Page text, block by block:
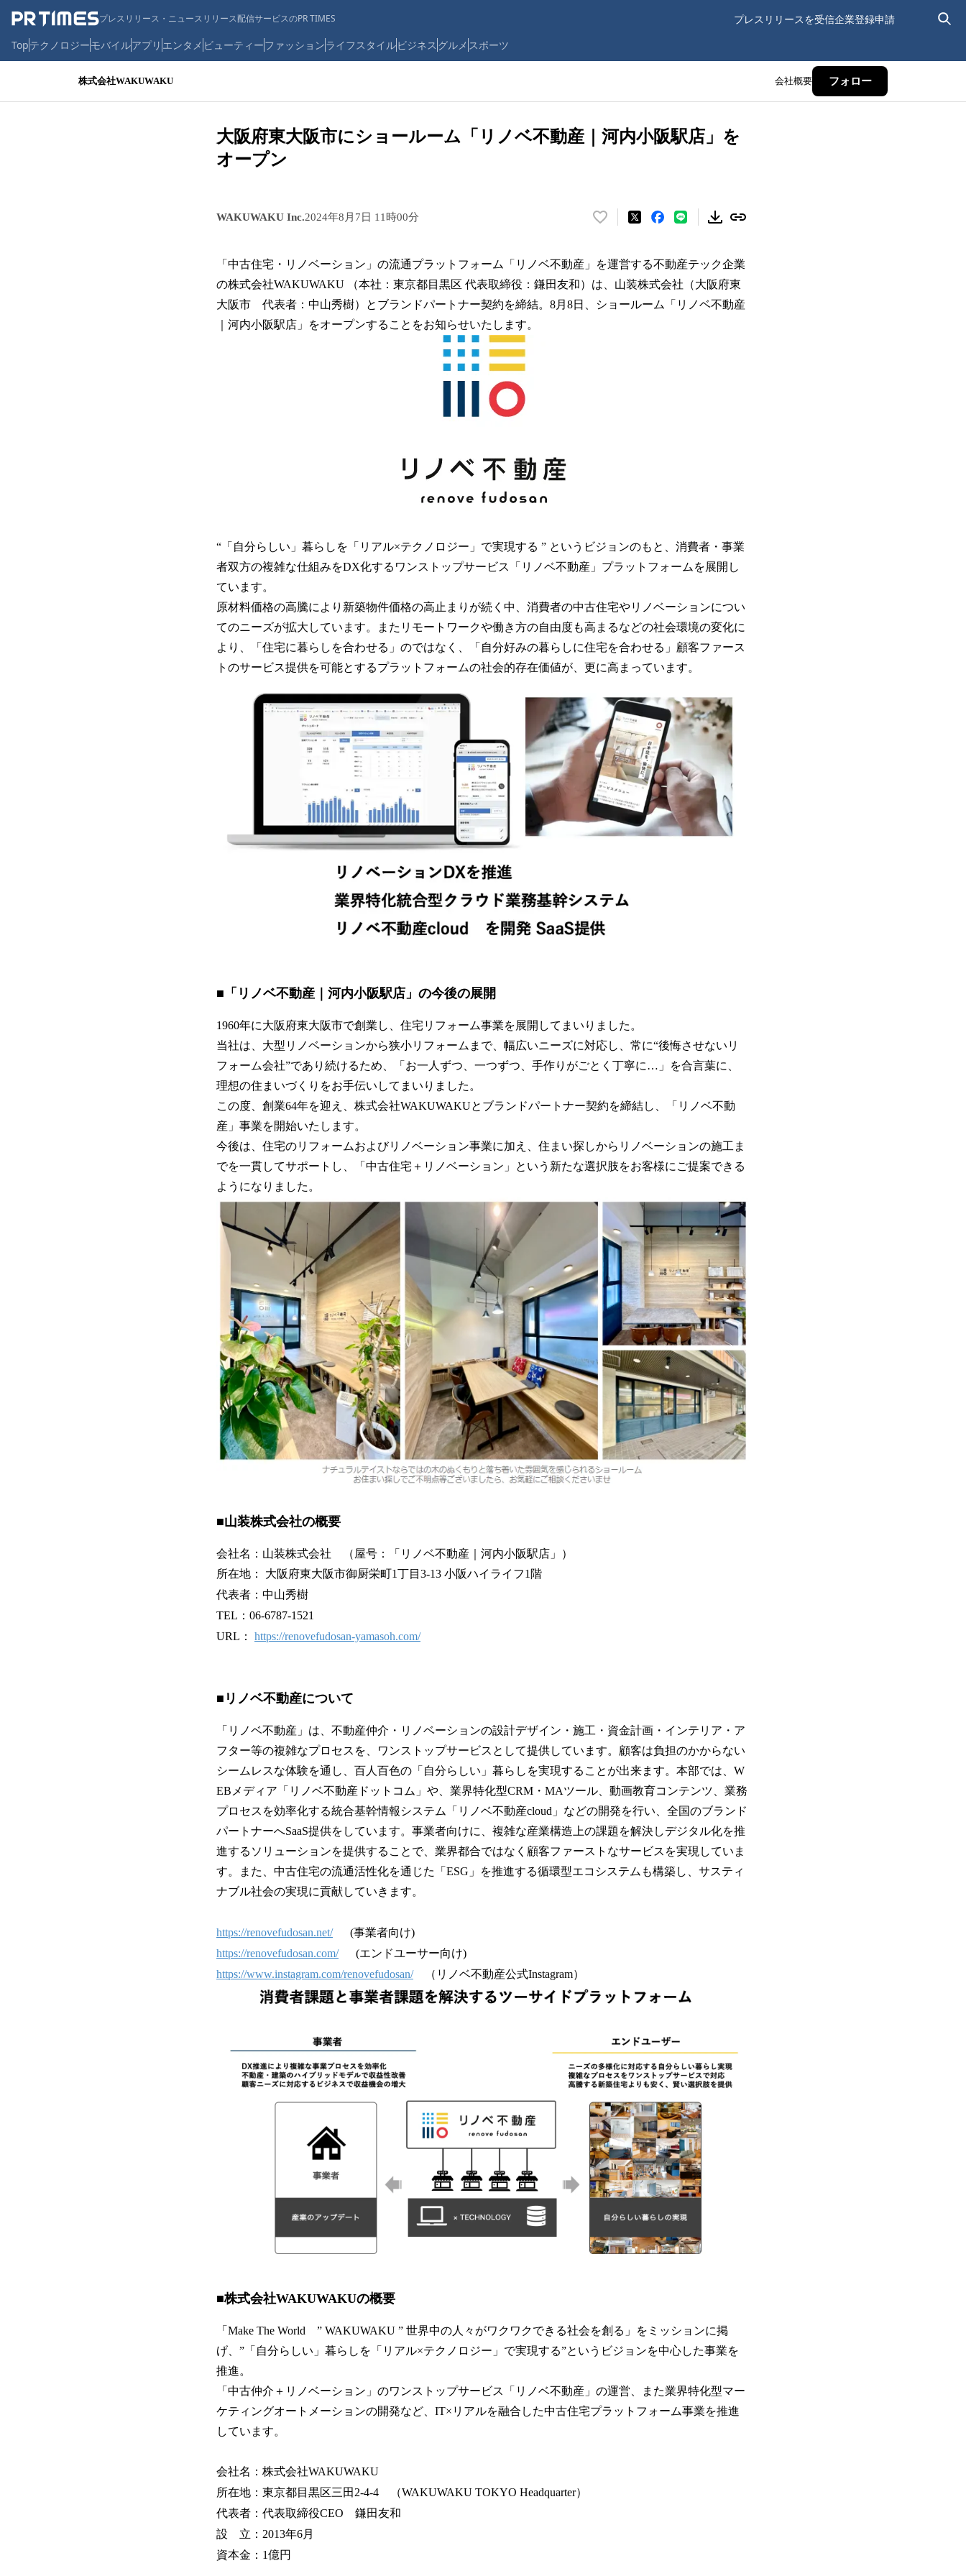
プレスリリース・ニュースリリース配信サービスのPR TIMES プレスリリースを受信企業登録申請
Topテクノロジーモバイルアプリ エンタメ ビューティーファッションライフスタイルビジネス グルメ スポーツ
株式会社WAKUWAKU 会社概要 フォロー
大阪府東大阪市にショールーム「リノベ不動産｜河内小阪駅店」を
オープン
WAKUWAKU Inc.2024年8月7日 11時00分
い
！
数
を
「中古住宅・リノベーション」の流通プラットフォーム「リノベ不動産」を運営する不動産テック企業
の株式会社WAKUWAKU （本社：東京都目黒区 代表取締役：鎌田友和）は、山装株式会社（大阪府東
大阪市 代表者：中山秀樹）とブランドパートナー契約を締結。8月8日、ショールーム「リノベ不動産
｜河内小阪駅店」をオープンすることをお知らせいたします。
“「自分らしい」暮らしを「リアル×テクノロジー」で実現する ” というビジョンのもと、消費者・事業
者双方の複雑な仕組みをDX化するワンストップサービス「リノベ不動産」プラットフォームを展開し
ています。
原材料価格の高騰により新築物件価格の高止まりが続く中、消費者の中古住宅やリノベーションについ
てのニーズが拡大しています。またリモートワークや働き方の自由度も高まるなどの社会環境の変化に
より、「住宅に暮らしを合わせる」のではなく、「自分好みの暮らしに住宅を合わせる」顧客ファース
トのサービス提供を可能とするプラットフォームの社会的存在価値が、更に高まっています。
■「リノベ不動産｜河内小阪駅店」の今後の展開
1960年に大阪府東大阪市で創業し、住宅リフォーム事業を展開してまいりました。
当社は、大型リノベーションから狭小リフォームまで、幅広いニーズに対応し、常に“後悔させないリ
フォーム会社”であり続けるため、「お一人ずつ、一つずつ、手作りがごとく丁寧に…」を合言葉に、
理想の住まいづくりをお手伝いしてまいりました。
この度、創業64年を迎え、株式会社WAKUWAKUとブランドパートナー契約を締結し、「リノベ不動
産」事業を開始いたします。
今後は、住宅のリフォームおよびリノベーション事業に加え、住まい探しからリノベーションの施工ま
でを一貫してサポートし、「中古住宅＋リノベーション」という新たな選択肢をお客様にご提案できる
ようになりました。
■山装株式会社の概要
会社名：山装株式会社 （屋号：「リノベ不動産｜河内小阪駅店」）
所在地： 大阪府東大阪市御厨栄町1丁目3-13 小阪ハイライフ1階
代表者：中山秀樹
TEL：06-6787-1521
URL： https://renovefudosan-yamasoh.com/
■リノベ不動産について
「リノベ不動産」は、不動産仲介・リノベーションの設計デザイン・施工・資金計画・インテリア・ア
フター等の複雑なプロセスを、ワンストップサービスとして提供しています。顧客は負担のかからない
シームレスな体験を通し、百人百色の「自分らしい」暮らしを実現することが出来ます。本部では、W
EBメディア「リノベ不動産ドットコム」や、業界特化型CRM・MAツール、動画教育コンテンツ、業務
プロセスを効率化する統合基幹情報システム「リノベ不動産cloud」などの開発を行い、全国のブランド
パートナーへSaaS提供をしています。事業者向けに、複雑な産業構造上の課題を解決しデジタル化を推
進するソリューションを提供することで、業界都合ではなく顧客ファーストなサービスを実現していま
す。また、中古住宅の流通活性化を通じた「ESG」を推進する循環型エコシステムも構築し、サスティ
ナブル社会の実現に貢献していきます。
https://renovefudosan.net/(事業者向け)
https://renovefudosan.com/(エンドユーサー向け)
https://www.instagram.com/renovefudosan/（リノベ不動産公式Instagram）
■株式会社WAKUWAKUの概要
「Make The World ” WAKUWAKU ” 世界中の人々がワクワクできる社会を創る」をミッションに掲
げ、”「自分らしい」暮らしを「リアル×テクノロジー」で実現する”というビジョンを中心した事業を
推進。
「中古仲介＋リノベーション」のワンストップサービス「リノベ不動産」の運営、また業界特化型マー
ケティングオートメーションの開発など、IT×リアルを融合した中古住宅プラットフォーム事業を推進
しています。
会社名：株式会社WAKUWAKU
所在地：東京都目黒区三田2-4-4 （WAKUWAKU TOKYO Headquarter）
代表者：代表取締役CEO 鎌田友和
設 立：2013年6月
資本金：1億円